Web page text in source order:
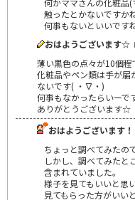
触ったとかないですか
何事もないといいです
おはようございます☆
薄い黒色の点々が10個
化粧品やペン類は手が届
ないです( ・∇・)
何事もなかったらいー
ありがとうございます☆
おはようございます！
ちょっと調べてみたの
しかし、調べてみたと
含まれていました。
様子を見てもいいと思
見てもらった方がいい